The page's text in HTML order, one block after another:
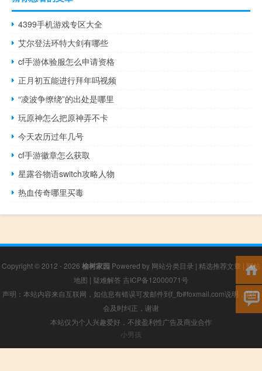
4399手机游戏专区大全
艾尔登法环特大剑有哪些
cf手游体验服怎么申请资格
正月初五能进行拜年吗视频
“凌波争缭绕”的出处是哪里
玩原神怎么把原神弄不卡
今天农历过年几号
cf手游徽章怎么获取
星露谷物语switch攻略人物
热血传奇哪里买毒
Copyright © 2012 - 2026 榆树家园 Powered by 网站分类目录 | 精选推荐文章 | 网站
地图 | 疑难解答 吉ICP备12000071号
声明：本站内容来自互联网，如信息有错误可发邮件到f_fb#foxmail.com说明，我们
会及时纠正，谢谢
本站仅为个人兴趣爱好，不接盈利性广告及商业合作
小男孩